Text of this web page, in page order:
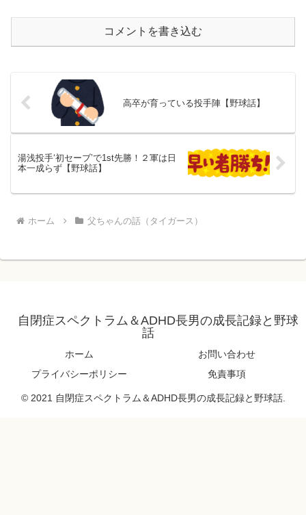
コメントを書き込む
高卒が育っている投手陣【野球話】
湯浅投手‘初セーブ’で1st先勝！２軍は日
本一成らず【野球話】
ホーム 父ちゃんの話（タイガース）
自閉症スペクトラム＆ADHD長男の成長記録と野球
話
ホーム
お問い合わせ
プライバシーポリシー
免責事項
© 2021 自閉症スペクトラム＆ADHD長男の成長記録と野球話.